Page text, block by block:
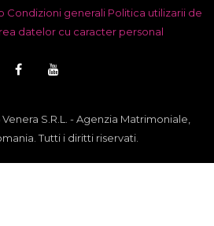
Condizioni generali Politica utilizarii de
datelor cu caracter personal
S.R.L. - Agenzia Matrimoniale,
Tutti i diritti riservati.